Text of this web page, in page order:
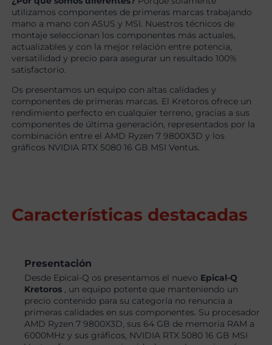
utilizamos componentes de primeras marcas trabajando
mano a mano con ASUS y MSI. Nuestros técnicos de
montaje seleccionan los componentes más actuales,
actualizables y con la mejor relación entre potencia,
versatilidad y precio para asegurar un resultado 100%
satisfactorio.
Os presentamos un equipo con altas calidades y
componentes de primeras marcas. El Kretoros ofrece un
rendimiento perfecto en cualquier terreno, gracias a sus
componentes de última generación, representados por la
combinación entre el AMD Ryzen 7 9800X3D y los
gráficos NVIDIA RTX 5080 16 GB MSI Ventus.
Características destacadas
Presentación
Desde Epical-Q os presentamos el nuevo Epical-Q
Kretoros , un equipo potente que manteniendo un
precio contenido para su categoría no renuncia a
primeras calidades en sus componentes. Su procesador
AMD Ryzen 7 9800X3D, sus 64 GB de memoria RAM a
6000MHz y sus gráficos, NVIDIA RTX 5080 16 GB MSI